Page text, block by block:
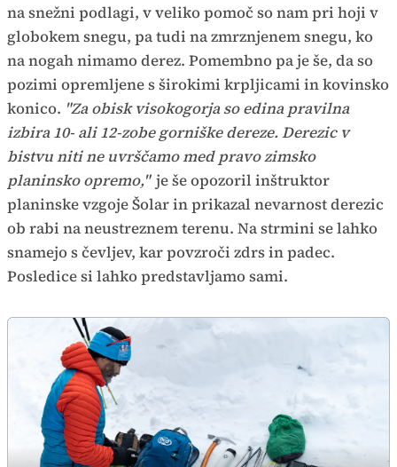
na snežni podlagi, v veliko pomoč so nam pri hoji v
globokem snegu, pa tudi na zmrznjenem snegu, ko
na nogah nimamo derez. Pomembno pa je še, da so
pozimi opremljene s širokimi krpljicami in kovinsko
konico. "Za obisk visokogorja so edina pravilna
izbira 10- ali 12-zobe gorniške dereze. Derezic v
bistvu niti ne uvrščamo med pravo zimsko
planinsko opremo," je še opozoril inštruktor
planinske vzgoje Šolar in prikazal nevarnost derezic
ob rabi na neustreznem terenu. Na strmini se lahko
snamejo s čevljev, kar povzroči zdrs in padec.
Posledice si lahko predstavljamo sami.